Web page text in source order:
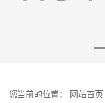
您当前的位置： 网站首页